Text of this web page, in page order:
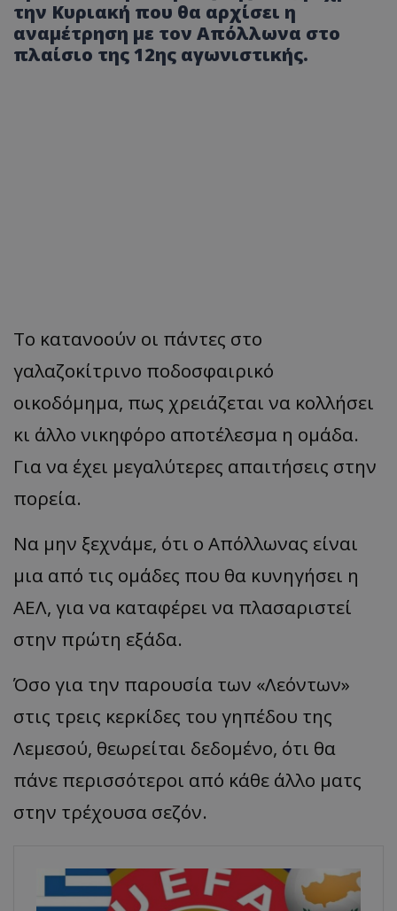
την Κυριακή που θα αρχίσει η
αναμέτρηση με τον Απόλλωνα στο
πλαίσιο της 12ης αγωνιστικής.
Το κατανοούν οι πάντες στο
γαλαζοκίτρινο ποδοσφαιρικό
οικοδόμημα, πως χρειάζεται να κολλήσει
κι άλλο νικηφόρο αποτέλεσμα η ομάδα.
Για να έχει μεγαλύτερες απαιτήσεις στην
πορεία.
Να μην ξεχνάμε, ότι ο Απόλλωνας είναι
μια από τις ομάδες που θα κυνηγήσει η
ΑΕΛ, για να καταφέρει να πλασαριστεί
στην πρώτη εξάδα.
Όσο για την παρουσία των «Λεόντων»
στις τρεις κερκίδες του γηπέδου της
Λεμεσού, θεωρείται δεδομένο, ότι θα
πάνε περισσότεροι από κάθε άλλο ματς
στην τρέχουσα σεζόν.